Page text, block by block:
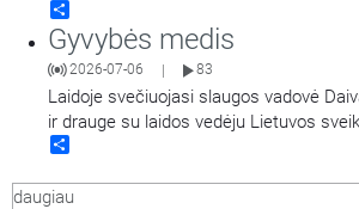
vadovas dr. Algirdas Dagys ir Vaikų
skyriaus vadovė doc. dr. Ilona Razlevičė,
dvasinė asistentė Svetlana Adler-
minimos nuorodos: Pacientas gali būti
Gyvybės medis
2026-07-06 83
Laidoje svečiuojasi slaugos vadovė
ir drauge su laidos vedėju Lietuvos
universiteto Medicinos fakulteto dekanu
augti, siekti ir pasiekti?
daugiau